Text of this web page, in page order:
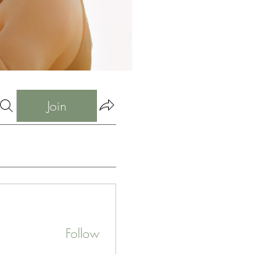
Join
Follow